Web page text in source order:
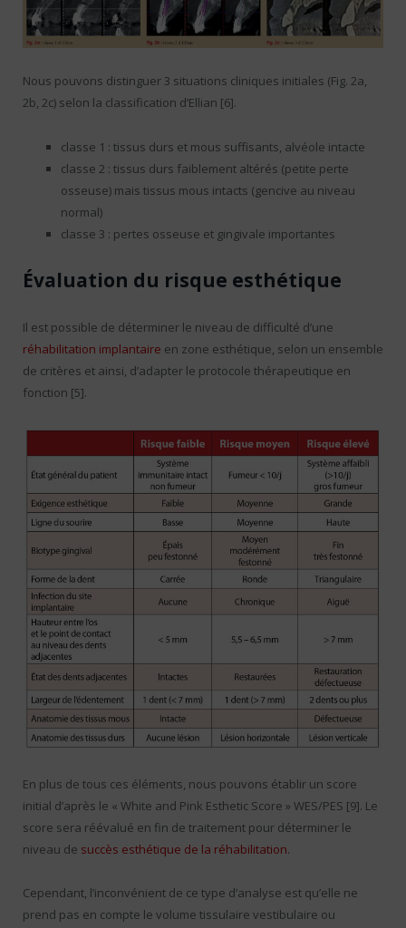
Nous pouvons distinguer 3 situations cliniques initiales (Fig. 2a,
2b, 2c) selon la classification d’Ellian [6].
classe 1 : tissus durs et mous suffisants, alvéole intacte
classe 2 : tissus durs faiblement altérés (petite perte
osseuse) mais tissus mous intacts (gencive au niveau
normal)
classe 3 : pertes osseuse et gingivale importantes
Évaluation du risque esthétique
Il est possible de déterminer le niveau de difficulté d’une
réhabilitation implantaire en zone esthétique, selon un ensemble
de critères et ainsi, d’adapter le protocole thérapeutique en
fonction [5].
En plus de tous ces éléments, nous pouvons établir un score
initial d’après le « White and Pink Esthetic Score » WES/PES [9]. Le
score sera réévalué en fin de traitement pour déterminer le
niveau de succès esthétique de la réhabilitation.
Cependant, l’inconvénient de ce type d’analyse est qu’elle ne
prend pas en compte le volume tissulaire vestibulaire ou